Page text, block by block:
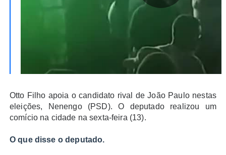
Otto Filho apoia o candidato rival de João Paulo nestas
eleições, Nenengo (PSD). O deputado realizou um
comício na cidade na sexta-feira (13).
O que disse o deputado.